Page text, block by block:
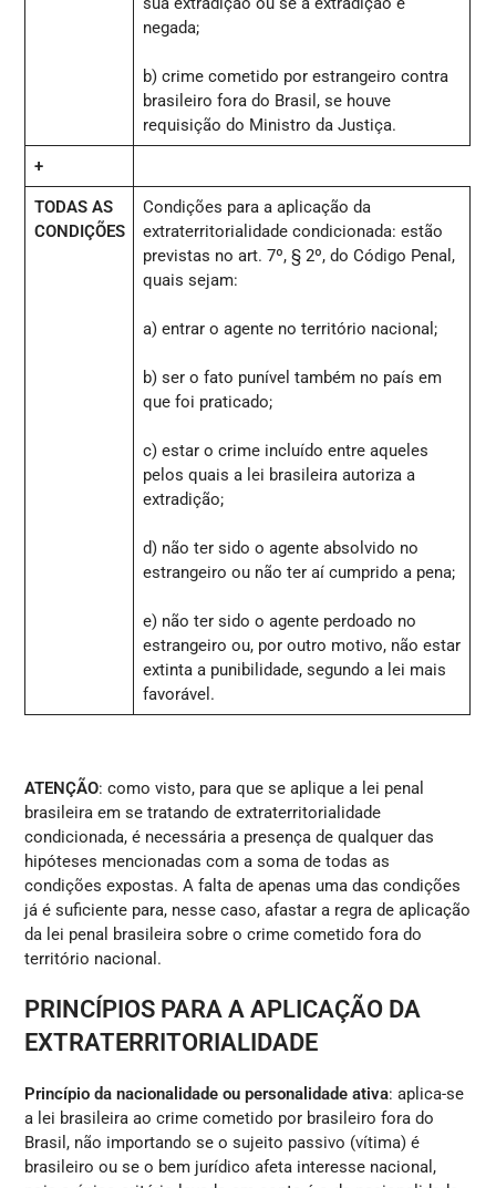
negada;
b) crime cometido por estrangeiro contra
brasileiro fora do Brasil, se houve
requisição do Ministro da Justiça.
+
TODAS AS
CONDIÇÕES
Condições para a aplicação da
extraterritorialidade condicionada: estão
previstas no art. 7º, § 2º, do Código Penal,
quais sejam:
a) entrar o agente no território nacional;
b) ser o fato punível também no país em
que foi praticado;
c) estar o crime incluído entre aqueles
pelos quais a lei brasileira autoriza a
extradição;
d) não ter sido o agente absolvido no
estrangeiro ou não ter aí cumprido a pena;
e) não ter sido o agente perdoado no
estrangeiro ou, por outro motivo, não estar
extinta a punibilidade, segundo a lei mais
favorável.
ATENÇÃO: como visto, para que se aplique a lei penal
brasileira em se tratando de extraterritorialidade
condicionada, é necessária a presença de qualquer das
hipóteses mencionadas com a soma de todas as
condições expostas. A falta de apenas uma das condições
já é suficiente para, nesse caso, afastar a regra de aplicação
da lei penal brasileira sobre o crime cometido fora do
território nacional.
PRINCÍPIOS PARA A APLICAÇÃO DA
EXTRATERRITORIALIDADE
Princípio da nacionalidade ou personalidade ativa: aplica-se
a lei brasileira ao crime cometido por brasileiro fora do
Brasil, não importando se o sujeito passivo (vítima) é
brasileiro ou se o bem jurídico afeta interesse nacional,